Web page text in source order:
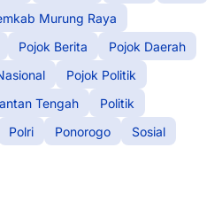
Murung Raya
Pojok Berita
Pojok Daerah
Pojok Politik
Tengah
Politik
Polri Ponorogo
Sosial